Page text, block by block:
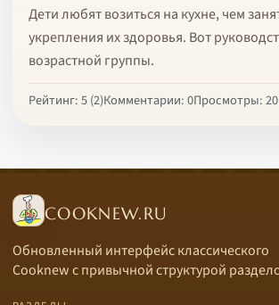
Дети любят возиться на кухне, чем
укрепления их здоровья. Вот
возрастной группы.
Рейтинг: 5 (2)Комментарии: 0Просмотры:
COOKNEW.RU
Обновленный интерфейс классического
Cooknew с привычной структурой